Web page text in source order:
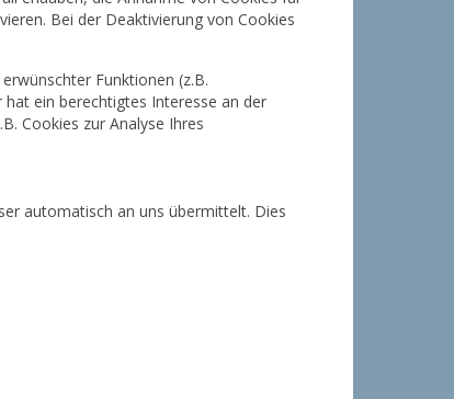
Bei der Deaktivierung von Cookies
Funktionen (z.B.
ein berechtigtes Interesse an der
Cookies zur Analyse Ihres
automatisch an uns übermittelt. Dies